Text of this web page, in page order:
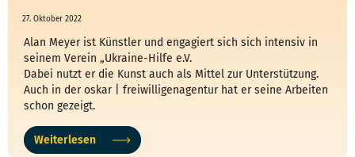
27. Oktober 2022
Alan Meyer ist Künstler und engagiert sich sich intensiv in
seinem Verein „Ukraine-Hilfe e.V.
Dabei nutzt er die Kunst auch als Mittel zur Unterstützung.
Auch in der oskar | freiwilligenagentur hat er seine Arbeiten
schon gezeigt.
Weiterlesen